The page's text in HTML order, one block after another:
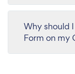
Why should
Form on my